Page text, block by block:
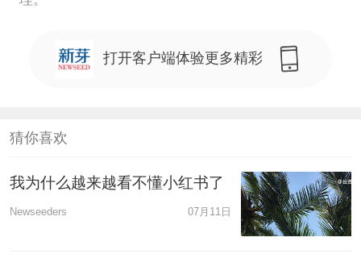
打开客户端体验更多精彩
猜你喜欢
我为什么越来越看不懂小红书了
Newseeders 07月11日